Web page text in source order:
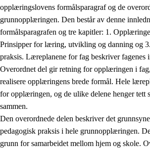
opplæringslovens formålsparagraf og de
grunnopplæringen. Den består av denne
formålsparagrafen og tre kapitler: 1.
Prinsipper for læring, utvikling og danning og
praksis. Læreplanene for fag beskriver fagenes
Overordnet del gir retning for opplæringen i
realisere opplæringens brede formål. Hele
for opplæringen, og de ulike delene henger tett
sammen.
Den overordnede delen beskriver det
pedagogisk praksis i hele grunnopplæringen.
grunn for samarbeidet mellom hjem og skole.